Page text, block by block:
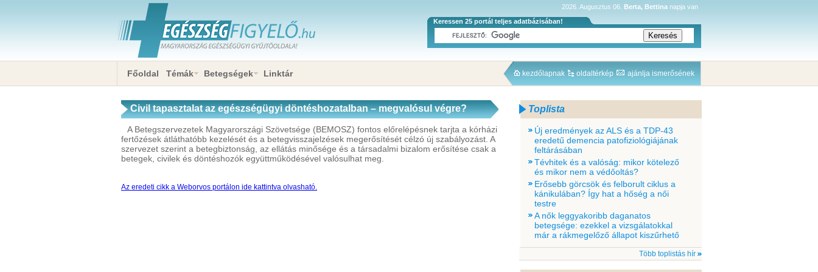
2026. Augusztus 06. Berta, Bettina napja van
Keressen 25 portál teljes adatbázisában!
Főoldal Témák Betegségek Linktár kezdőlapnak oldaltérkép ajánlja ismerősének
Civil tapasztalat az egészségügyi döntéshozatalban – megvalósul végre?
A Betegszervezetek Magyarországi Szövetsége (BEMOSZ) fontos előrelépésnek tarjta a kórházi
fertőzések átláthatóbb kezelését és a betegvisszajelzések megerősítését célzó új szabályozást. A
szervezet szerint a betegbiztonság, az ellátás minősége és a társadalmi bizalom erősítése csak a
betegek, civilek és döntéshozók együttműködésével valósulhat meg.
Az eredeti cikk a Weborvos portálon ide kattintva olvasható.
Toplista
Új eredmények az ALS és a TDP-43
eredetű demencia patofiziológiájának
feltárásában
Tévhitek és a valóság: mikor kötelező
és mikor nem a védőoltás?
Erősebb görcsök és felborult ciklus a
kánikulában? Így hat a hőség a női
testre
A nők leggyakoribb daganatos
betegsége: ezekkel a vizsgálatokkal
már a rákmegelőző állapot kiszűrhető
Több toplistás hír